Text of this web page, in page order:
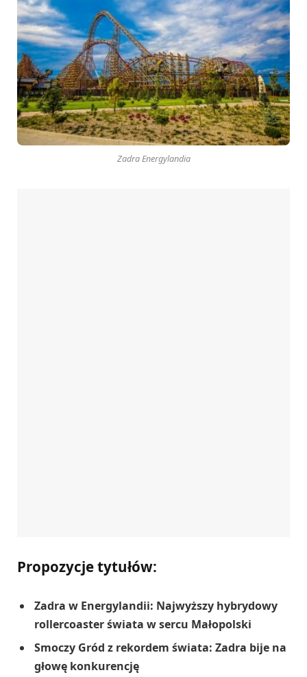
Zadra Energylandia
Propozycje tytułów:
Zadra w Energylandii: Najwyższy hybrydowy
rollercoaster świata w sercu Małopolski
Smoczy Gród z rekordem świata: Zadra bije na
głowę konkurencję